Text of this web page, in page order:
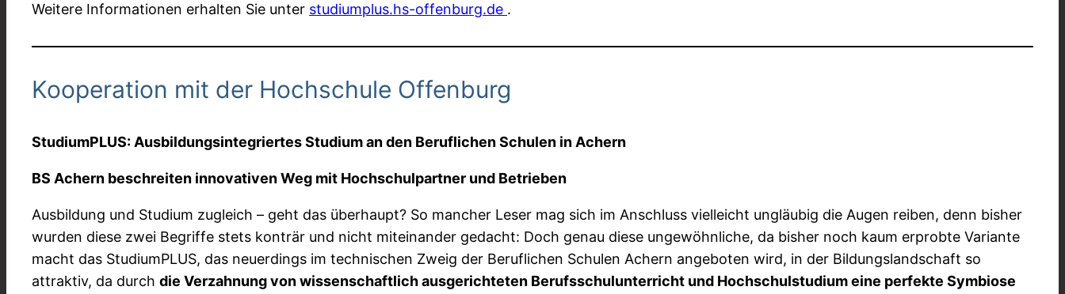
Weitere Informationen erhalten Sie unter studiumplus.hs-offenburg.de .
Kooperation mit der Hochschule Offenburg
StudiumPLUS: Ausbildungsintegriertes Studium an den Beruflichen Schulen in Achern
BS Achern beschreiten innovativen Weg mit Hochschulpartner und Betrieben
Ausbildung und Studium zugleich – geht das überhaupt? So mancher Leser mag sich im Anschluss vielleicht ungläubig die Augen reiben, denn bisher
wurden diese zwei Begriffe stets konträr und nicht miteinander gedacht: Doch genau diese ungewöhnliche, da bisher noch kaum erprobte Variante
macht das StudiumPLUS, das neuerdings im technischen Zweig der Beruflichen Schulen Achern angeboten wird, in der Bildungslandschaft so
attraktiv, da durch die Verzahnung von wissenschaftlich ausgerichteten Berufsschulunterricht und Hochschulstudium eine perfekte Symbiose